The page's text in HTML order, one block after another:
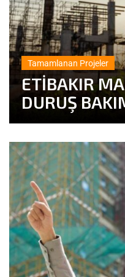
Tamamlanan Projeler
ETİBAKIR
DURUŞ